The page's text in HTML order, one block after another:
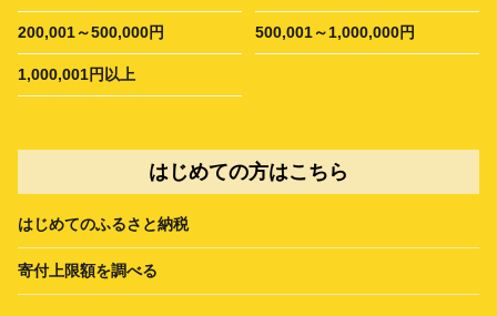
200,001～500,000円 500,001～1,000,000円
1,000,001円以上
はじめての方はこちら
はじめてのふるさと納税
寄付上限額を調べる